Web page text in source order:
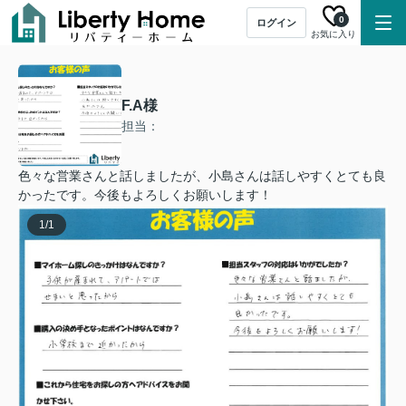
ログイン
お気に入り
0
F.A様
担当：
色々な営業さんと話しましたが、小島さんは話しやすくとても良
かったです。今後もよろしくお願いします！
1/1